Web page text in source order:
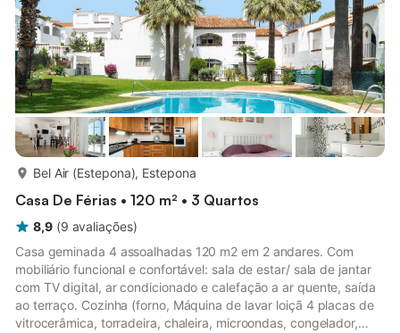
Bel Air (Estepona), Estepona
Casa De Férias • 120 m² • 3 Quartos
8,9 (9 avaliações)
Casa geminada 4 assoalhadas 120 m2 em 2 andares. Com
mobiliário funcional e confortável: sala de estar/ sala de jantar
com TV digital, ar condicionado e calefação a ar quente, saída
ao terraço. Cozinha (forno, Máquina de lavar loiçã 4 placas de
vitrocerâmica, torradeira, chaleira, microondas, congelador,